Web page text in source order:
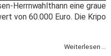
Herrnwahlthann eine graue
von 60.000 Euro. Die Kripo
Weiterlesen ...